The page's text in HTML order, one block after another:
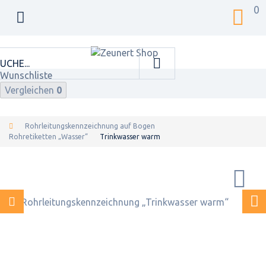
0
Wunschliste
Vergleichen 0
Rohrleitungskennzeichnung auf Bogen
Rohretiketten „Wasser“
Trinkwasser warm